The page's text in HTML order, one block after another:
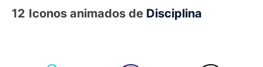
12 Iconos animados de Disciplina